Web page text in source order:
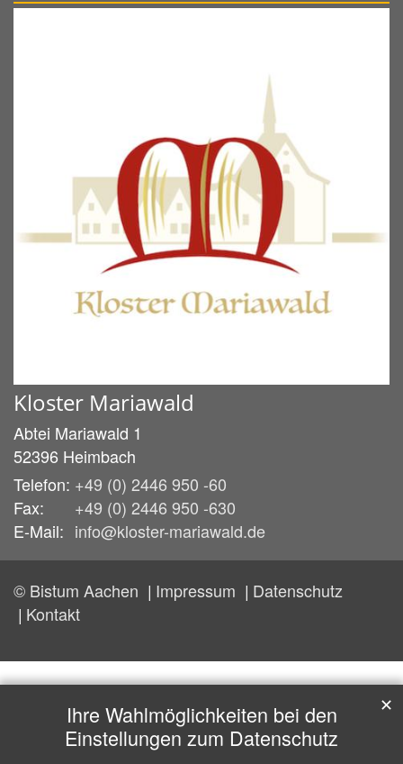
Kloster Mariawald
Abtei Mariawald 1
52396 Heimbach
Telefon: +49 (0) 2446 950 -60
Fax:
+49 (0) 2446 950 -630
E-Mail: info@kloster-mariawald.de
© Bistum Aachen Impressum
Datenschutz
Kontakt
Ihre Wahlmöglichkeiten bei den
Einstellungen zum Datenschutz
✕